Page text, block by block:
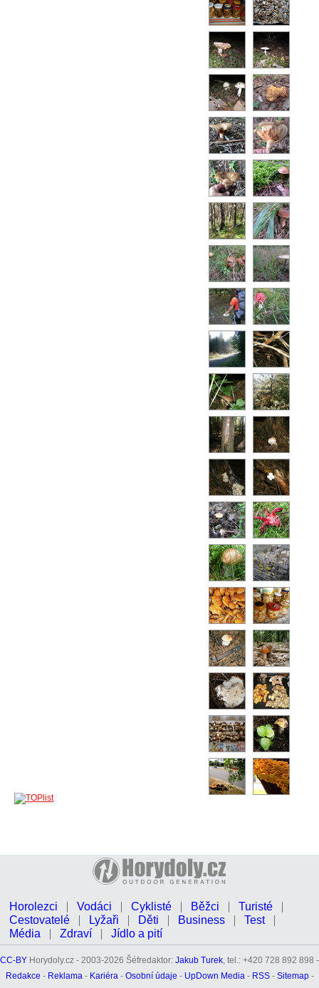
Horolezci Vodáci Cyklisté Běžci
Turisté
Cestovatelé
Lyžaři Děti Business
Test
Média
Zdraví Jídlo a pití
CC-BY Horydoly.cz - 2003-2026 Šéfredaktor: Jakub Turek, tel.: +420 728 892 898 -
Redakce - Reklama- Kariéra- Osobní údaje - UpDown Media- RSS- Sitemap-